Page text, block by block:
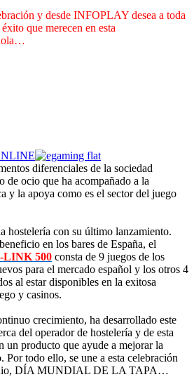
y desde INFOPLAY desea a toda
que merecen en esta
diferenciales de la sociedad
de ocio que ha acompañado a la
y la apoya como es el sector del juego
hostelería con su último lanzamiento.
en los bares de España, el
500 consta de 9 juegos de los
para el mercado español y los otros 4
al estar disponibles en la exitosa
y casinos.
crecimiento, ha desarrollado este
del operador de hostelería y de esta
un producto que ayude a mejorar la
Por todo ello, se une a esta celebración
DÍA MUNDIAL DE LA TAPA…